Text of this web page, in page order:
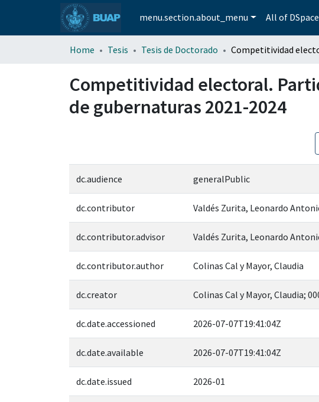
menu.section.about_menu All of DSpace
Home Tesis Tesis de Doctorado
Competitividad electoral.
de gubernaturas 2021-2024
dc.audience generalPublic
dc.contributor Valdés Zurita, Leonardo
dc.contributor.advisor Valdés Zurita, Leonardo
dc.contributor.author Colinas Cal y Mayor, Claudia
dc.creator Colinas Cal y Mayor, Claudia;
dc.date.accessioned 2026-07-07T19:41:04Z
dc.date.available 2026-07-07T19:41:04Z
dc.date.issued 2026-01